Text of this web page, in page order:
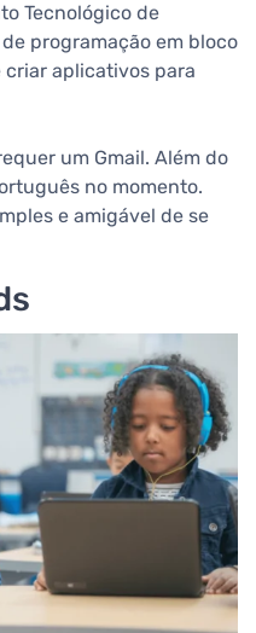
Tecnológico de
programação em bloco
aplicativos para
um Gmail. Além do
no momento.
e amigável de se